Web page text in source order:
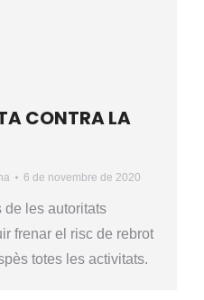
CONTRA LA
6 de novembre de 2020
de les autoritats
frenar el risc de rebrot
totes les activitats.